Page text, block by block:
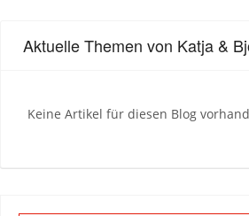
Aktuelle Themen von Katja &
Keine Artikel für diesen Blog